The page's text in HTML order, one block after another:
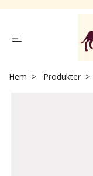
Hem Produkter